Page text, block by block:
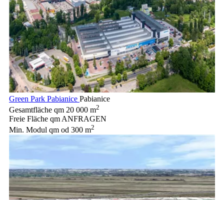
Green Park Pabianice Pabianice
Gesamtfläche qm 20 000 m2
Freie Fläche qm ANFRAGEN
Min. Modul qm od 300 m2